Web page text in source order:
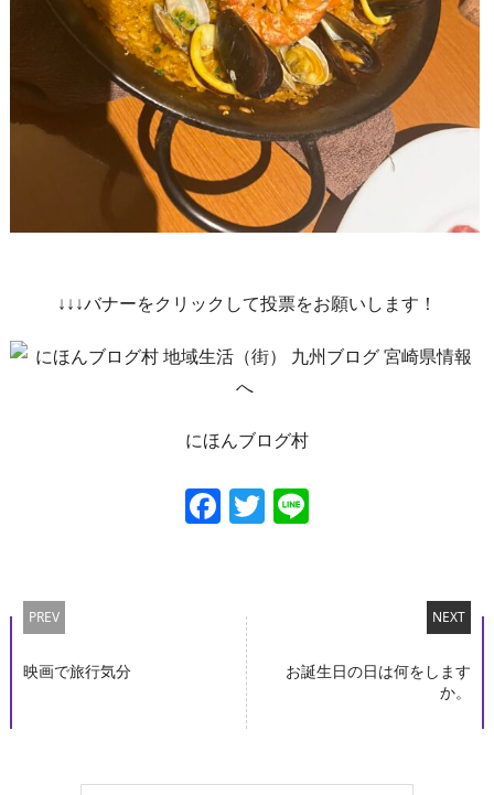
↓↓↓バナーをクリックして投票をお願いします！
にほんブログ村
Facebook
Twitter
Line
PREV
映画で旅行気分
NEXT
お誕生日の日は何をします
か。